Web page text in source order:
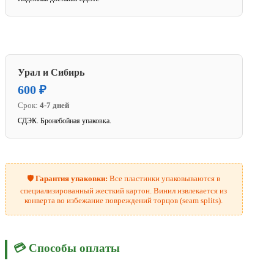
Урал и Сибирь
600 ₽
Срок: 4-7 дней
СДЭК. Бронебойная упаковка.
🛡️Гарантия упаковки: Все пластинки упаковываются в
специализированный жесткий картон. Винил извлекается из
конверта во избежание повреждений торцов (seam splits).
💳 Способы оплаты